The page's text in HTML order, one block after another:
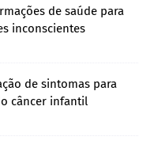
de saúde para
inconscientes
de sintomas para
câncer infantil